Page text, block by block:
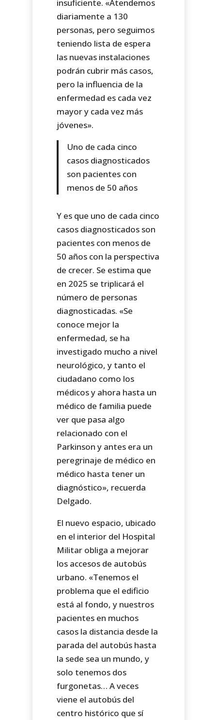
insuficiente. «Atendemos
diariamente a 130
personas, pero seguimos
teniendo lista de espera
las nuevas instalaciones
podrán cubrir más casos,
pero la influencia de la
enfermedad es cada vez
mayor y cada vez más
jóvenes».
Uno de cada cinco
casos diagnosticados
son pacientes con
menos de 50 años
Y es que uno de cada cinco
casos diagnosticados son
pacientes con menos de
50 años con la perspectiva
de crecer. Se estima que
en 2025 se triplicará el
número de personas
diagnosticadas. «Se
conoce mejor la
enfermedad, se ha
investigado mucho a nivel
neurológico, y tanto el
ciudadano como los
médicos y ahora hasta un
médico de familia puede
ver que pasa algo
relacionado con el
Parkinson y antes era un
peregrinaje de médico en
médico hasta tener un
diagnóstico», recuerda
Delgado.
El nuevo espacio, ubicado
en el interior del Hospital
Militar obliga a mejorar
los accesos de autobús
urbano. «Tenemos el
problema que el edificio
está al fondo, y nuestros
pacientes en muchos
casos la distancia desde la
parada del autobús hasta
la sede sea un mundo, y
solo tenemos dos
furgonetas… A veces
viene el autobús del
centro histórico que sí